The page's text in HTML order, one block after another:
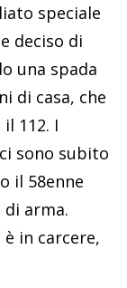
speciale
deciso di
una spada
di casa, che
112. I
sono subito
il 58enne
di arma.
è in carcere,